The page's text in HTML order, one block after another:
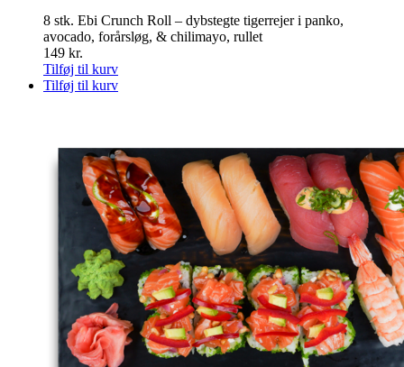
8 stk. Ebi Crunch Roll – dybstegte tigerrejer i panko,
avocado, forårsløg, & chilimayo, rullet
149 kr.
Tilføj til kurv
Tilføj til kurv